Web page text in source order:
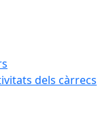
dels càrrecs